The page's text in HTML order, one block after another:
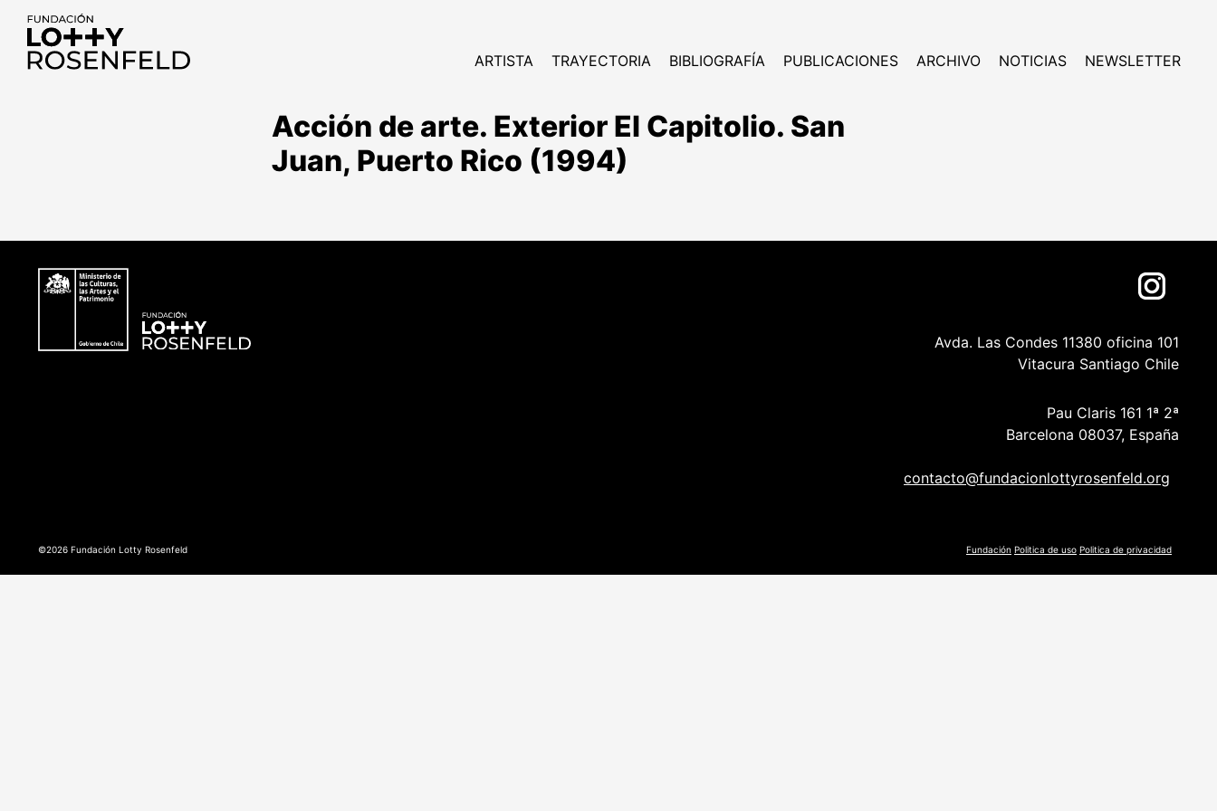
ARTISTA TRAYECTORIA BIBLIOGRAFÍA PUBLICACIONES ARCHIVO NOTICIAS NEWSLETTER
Acción de arte. Exterior El Capitolio. San
Juan, Puerto Rico (1994)
Avda. Las Condes 11380 oficina 101
Vitacura Santiago Chile
Pau Claris 161 1ª 2ª
Barcelona 08037, España
contacto@fundacionlottyrosenfeld.org
©2026 Fundación Lotty Rosenfeld Fundación Politica de uso Politica de privacidad